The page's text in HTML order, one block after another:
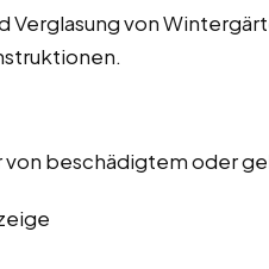
Verglasung von
von beschädigtem oder